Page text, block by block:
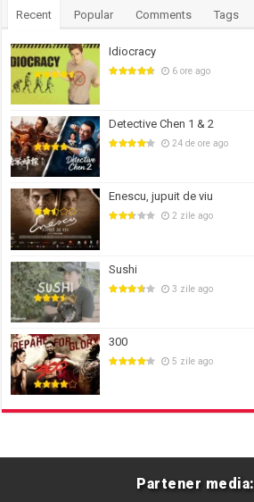
Recent Popular Comments Tags
Idiocracy
6 ore ago
Detective Chen 1 & 2
24 de ore ago
Enescu, jupuit de viu
2 zile ago
Sushi
3 zile ago
300
5 zile ago
Partener media: